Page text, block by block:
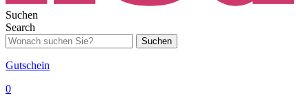
Suchen
Search
Suchen
Gutschein
0